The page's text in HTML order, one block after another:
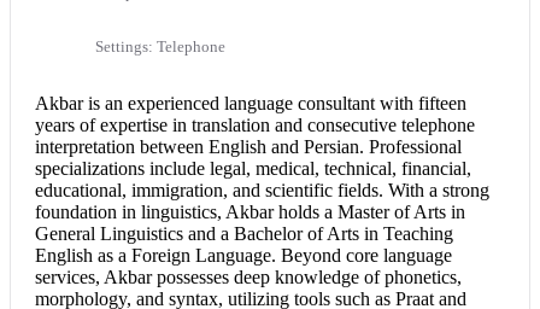
Settings: Telephone
Akbar is an experienced language consultant with fifteen
years of expertise in translation and consecutive telephone
interpretation between English and Persian. Professional
specializations include legal, medical, technical, financial,
educational, immigration, and scientific fields. With a strong
foundation in linguistics, Akbar holds a Master of Arts in
General Linguistics and a Bachelor of Arts in Teaching
English as a Foreign Language. Beyond core language
services, Akbar possesses deep knowledge of phonetics,
morphology, and syntax, utilizing tools such as Praat and